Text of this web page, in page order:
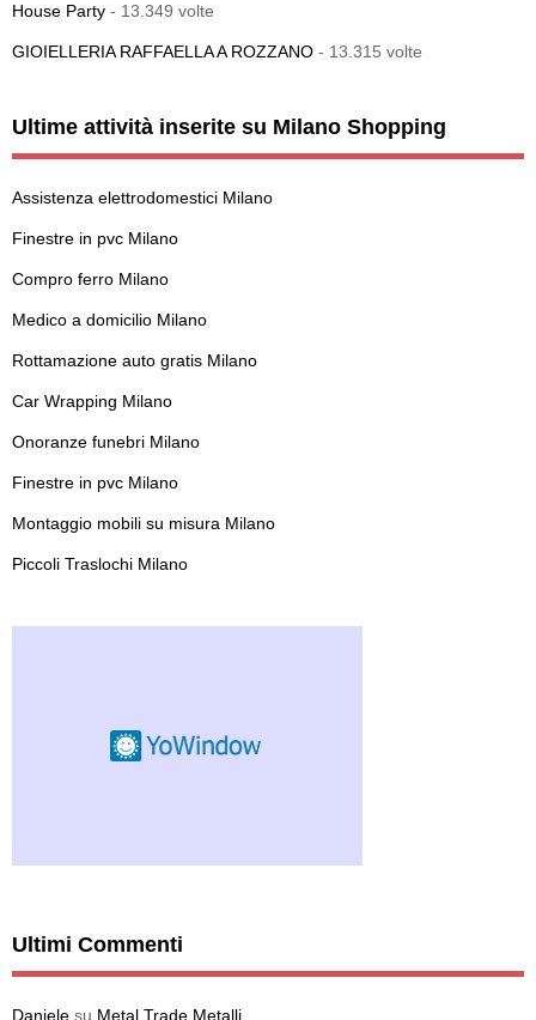
House Party - 13.349 volte
GIOIELLERIA RAFFAELLA A ROZZANO - 13.315 volte
Ultime attività inserite su Milano Shopping
Assistenza elettrodomestici Milano
Finestre in pvc Milano
Compro ferro Milano
Medico a domicilio Milano
Rottamazione auto gratis Milano
Car Wrapping Milano
Onoranze funebri Milano
Finestre in pvc Milano
Montaggio mobili su misura Milano
Piccoli Traslochi Milano
Ultimi Commenti
Daniele su Metal Trade Metalli